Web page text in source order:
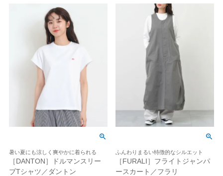
暑い夏にも涼しく爽やかに着られる
［DANTON］ドルマンスリー
ブTシャツ／ダントン
ふんわりまるい特徴的なシルエット
［FURALI］フライトジャンパ
ースカート／フラリ